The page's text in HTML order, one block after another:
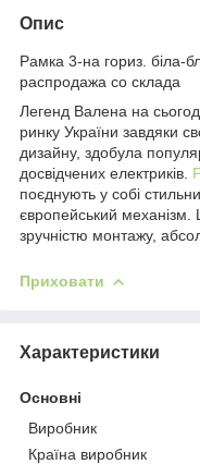
Опис
Рамка 3-на гориз. біла-
распродажа со склада
Легенд Валена на
ринку України завдяки
дизайну, здобула
досвідчених електриків.
поєднують у собі
європейський
зручністю монтажу,
Приховати
Характеристики
Основні
Виробник
Країна виробник